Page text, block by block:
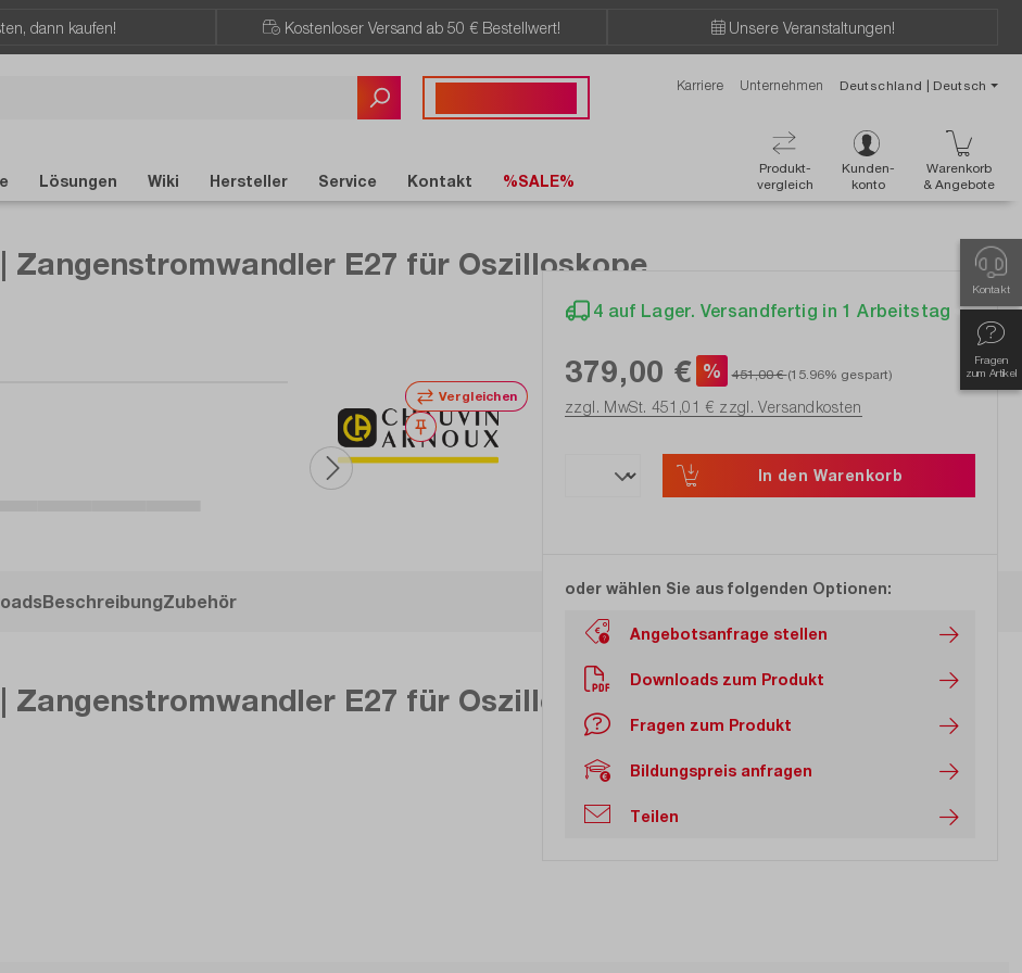
dann kaufen! Kostenloser Versand ab 50 € Bestellwert! Unsere Veranstaltungen!
Karriere Unternehmen Deutschland | Deutsch
Produkt-
vergleich
Kunden-
konto
Warenkorb
& Angebote
Lösungen Wiki Hersteller Service Kontakt %SALE%
Kontakt
Fragen
zum Artikel
Zangenstromwandler E27 für Oszilloskope
Vergleichen
Merken
4 auf Lager. Versandfertig in 1 Arbeitstag
379,00 € % 451,00 €(15.96% gespart)
zzgl. MwSt. 451,01 € zzgl. Versandkosten
In den Warenkorb
oder wählen Sie aus folgenden Optionen:
Angebotsanfrage stellen
Downloads zum Produkt
Fragen zum Produkt
Bildungspreis anfragen
Teilen
BeschreibungZubehör
Zangenstromwandler E27 für Oszilloskope.